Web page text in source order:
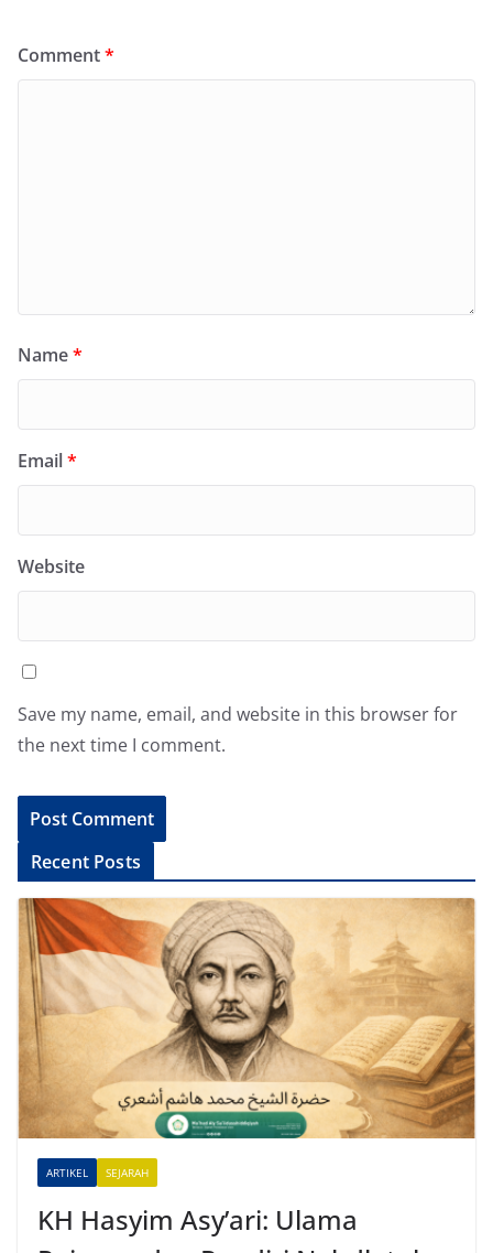
Comment*
Name*
Email*
Website
Save my name, email, and website in this browser for
the next time I comment.
l
a
t
i
v
Recent Posts
ARTIKEL SEJARAH
KH Hasyim Asy’ari: Ulama